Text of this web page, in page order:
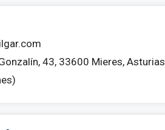
43, 33600 Mieres, Asturias